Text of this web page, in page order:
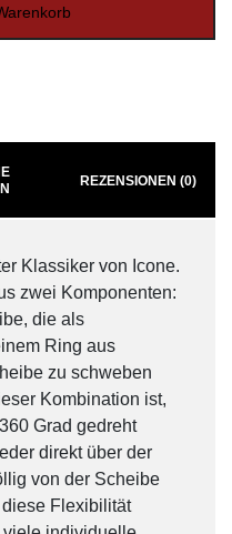
REZENSIONEN (0)
Klassiker von Icone.
zwei Komponenten:
die als
Ring aus
zu schweben
Kombination ist,
Grad gedreht
direkt über der
von der Scheibe
Flexibilität